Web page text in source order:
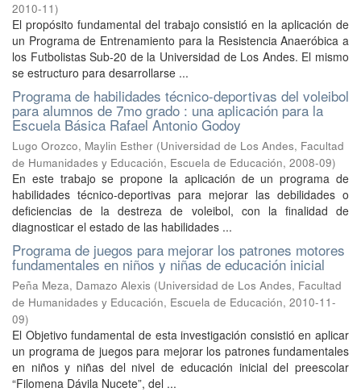
2010-11)
El propósito fundamental del trabajo consistió en la aplicación de
un Programa de Entrenamiento para la Resistencia Anaeróbica a
los Futbolistas Sub-20 de la Universidad de Los Andes. El mismo
se estructuro para desarrollarse ...
Programa de habilidades técnico-deportivas del voleibol
para alumnos de 7mo grado : una aplicación para la
Escuela Básica Rafael Antonio Godoy
Lugo Orozco, Maylin Esther (Universidad de Los Andes, Facultad
de Humanidades y Educación, Escuela de Educación, 2008-09)
En este trabajo se propone la aplicación de un programa de
habilidades técnico-deportivas para mejorar las debilidades o
deficiencias de la destreza de voleibol, con la finalidad de
diagnosticar el estado de las habilidades ...
Programa de juegos para mejorar los patrones motores
fundamentales en niños y niñas de educación inicial
Peña Meza, Damazo Alexis (Universidad de Los Andes, Facultad
de Humanidades y Educación, Escuela de Educación, 2010-11-
09)
El Objetivo fundamental de esta investigación consistió en aplicar
un programa de juegos para mejorar los patrones fundamentales
en niños y niñas del nivel de educación inicial del preescolar
“Filomena Dávila Nucete”, del ...